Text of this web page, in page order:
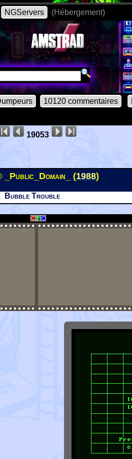
NGServers (Hébergement)
10120 commentaires
19053
_Public_Domain_ (1988)
Bubble Trouble